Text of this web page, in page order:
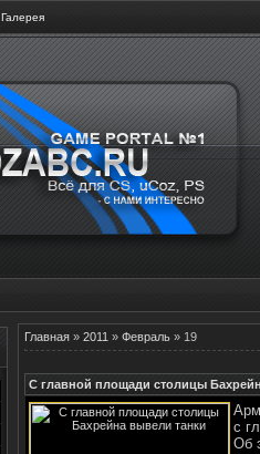
Галерея
Главная » 2011 » Февраль » 19
С главной площади столицы
с
Об